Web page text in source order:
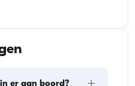
er aan boord?